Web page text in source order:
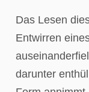
Das Lesen
Entwirren
darunter